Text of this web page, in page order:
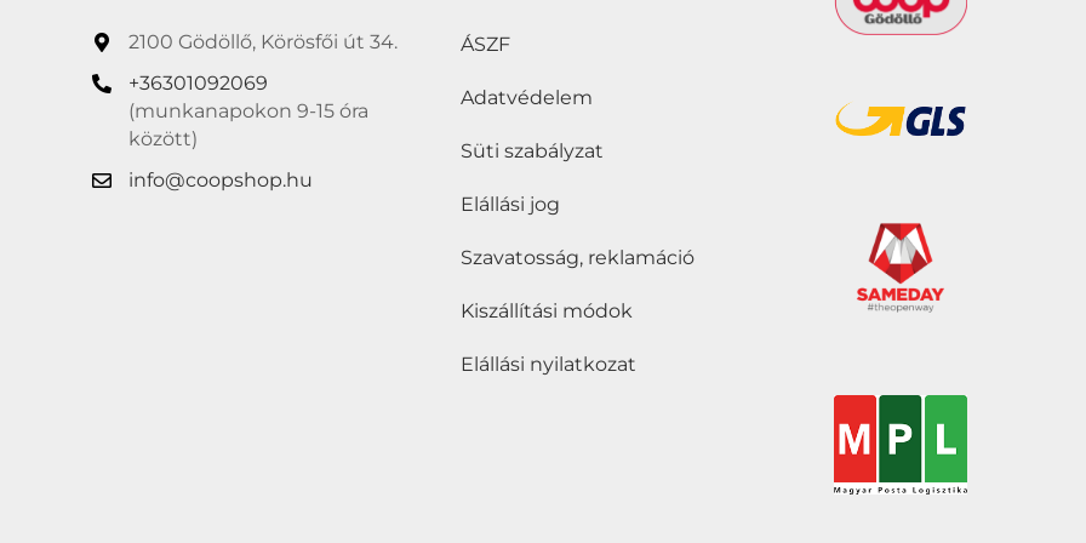
VEGYI ÁRU (0)
Akció (2)
Kötelező akció
ÚJDONSÁGOK(0)
2100 Gödöllő, Körösfői út 34.
+36301092069
(munkanapokon 9-15 óra
között)
info@coopshop.hu
ÁSZF
Adatvédelem
Süti szabályzat
Elállási jog
Szavatosság, reklamáció
Kiszállítási módok
Elállási nyilatkozat